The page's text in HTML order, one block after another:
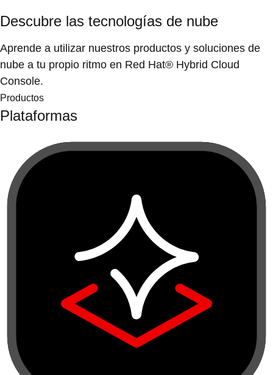
Descubre las tecnologías de nube
Aprende a utilizar nuestros productos y soluciones de
nube a tu propio ritmo en Red Hat® Hybrid Cloud
Console.
Productos
Plataformas